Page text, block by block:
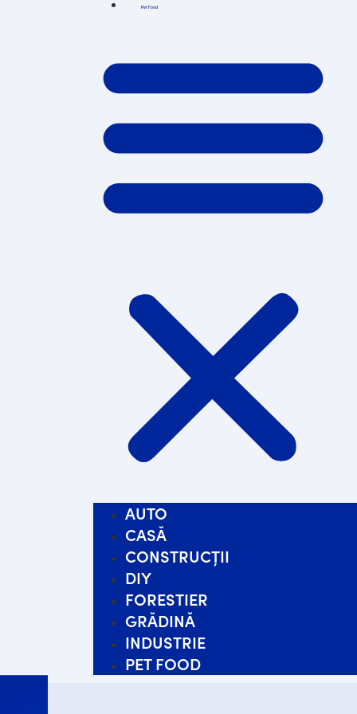
Pet Food
AUTO
CASĂ
CONSTRUCȚII
DIY
FORESTIER
GRĂDINĂ
INDUSTRIE
PET FOOD